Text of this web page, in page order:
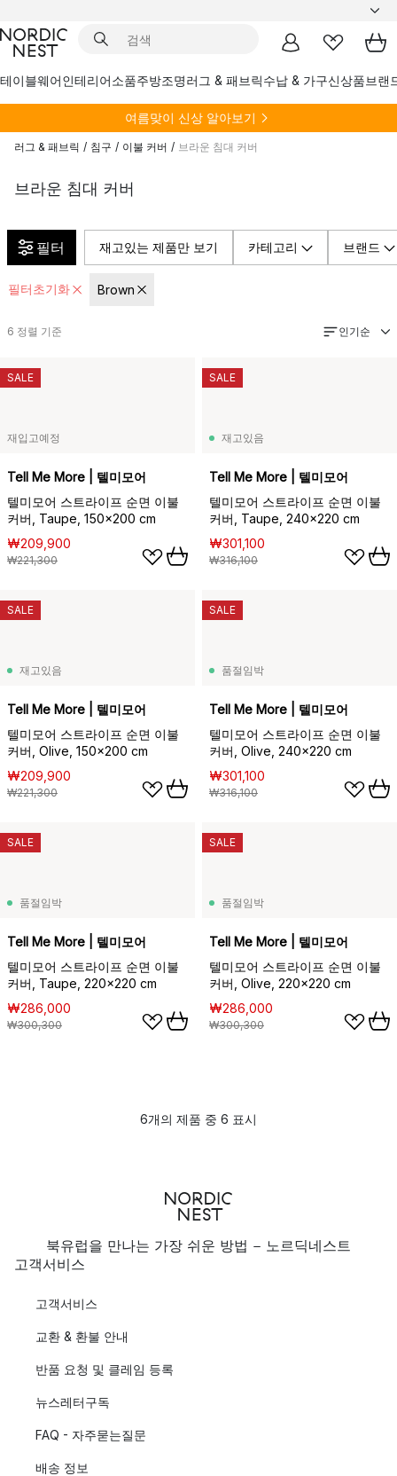
테이블웨어인테리어소품주방조명러그 & 패브릭수납 & 가구신상품브랜
여름맞이 신상 알아보기
러그 & 패브릭 / 침구 / 이불 커버 / 브라운 침대 커버
브라운 침대 커버
필터 재고있는 제품만 보기 카테고리 브랜드
필터초기화 Brown
6 정렬 기준 인기순
재입고예정
Tell Me More | 텔미모어
텔미모어 스트라이프 순면 이불
커버, Taupe, 150x200 cm
₩209,900
₩221,300
SALE
재고있음
Tell Me More | 텔미모어
텔미모어 스트라이프 순면 이불
커버, Taupe, 240x220 cm
₩301,100
₩316,100
SALE
재고있음
Tell Me More | 텔미모어
텔미모어 스트라이프 순면 이불
커버, Olive, 150x200 cm
₩209,900
₩221,300
SALE
품절임박
Tell Me More | 텔미모어
텔미모어 스트라이프 순면 이불
커버, Olive, 240x220 cm
₩301,100
₩316,100
SALE
품절임박
Tell Me More | 텔미모어
텔미모어 스트라이프 순면 이불
커버, Taupe, 220x220 cm
₩286,000
₩300,300
SALE
품절임박
Tell Me More | 텔미모어
텔미모어 스트라이프 순면 이불
커버, Olive, 220x220 cm
₩286,000
₩300,300
SALE
6개의 제품 중 6 표시
북유럽을 만나는 가장 쉬운 방법 - 노르딕네스트
고객서비스
고객서비스
교환 & 환불 안내
반품 요청 및 클레임 등록
뉴스레터구독
FAQ - 자주묻는질문
배송 정보